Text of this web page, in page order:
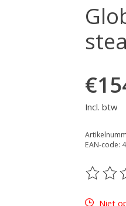
Incl. btw
EAN-code:
De
Niet